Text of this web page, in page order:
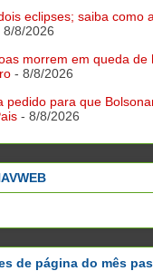
eclipses; saiba como
8/8/2026
morrem em queda de
- 8/8/2026
pedido para que
- 8/8/2026
de página do mês